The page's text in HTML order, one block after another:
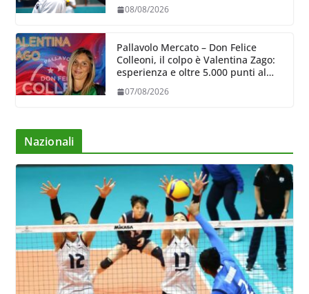
08/08/2026
Pallavolo Mercato – Don Felice
Colleoni, il colpo è Valentina Zago:
esperienza e oltre 5.000 punti al
07/08/2026
Nazionali